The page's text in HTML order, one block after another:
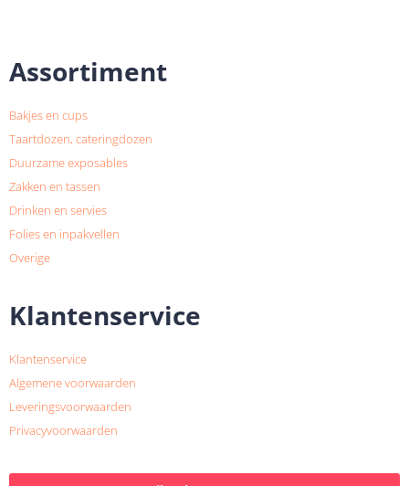
Assortiment
Bakjes en cups
Taartdozen, cateringdozen
Duurzame exposables
Zakken en tassen
Drinken en servies
Folies en inpakvellen
Overige
Klantenservice
Klantenservice
Algemene voorwaarden
Leveringsvoorwaarden
Privacyvoorwaarden